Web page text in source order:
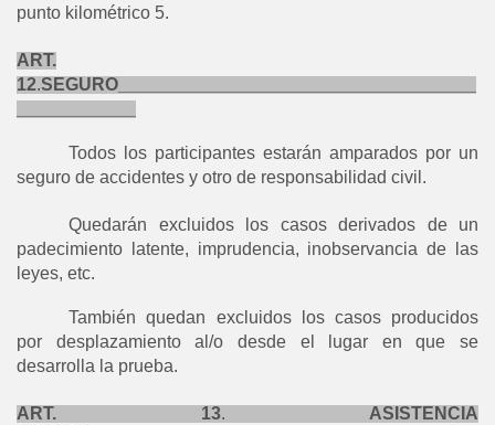
punto kilométrico 5.
ART.
12.SEGURO____________________________________
Todos los participantes estarán amparados por un
seguro de accidentes y otro de responsabilidad civil.
Quedarán excluidos los casos derivados de un
padecimiento latente, imprudencia, inobservancia de las
leyes, etc.
También quedan excluidos los casos producidos
por desplazamiento al/o desde el lugar en que se
desarrolla la prueba.
ART. 13. ASISTENCIA